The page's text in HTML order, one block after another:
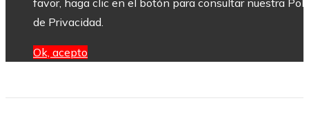
favor, haga clic en el botón para consultar nuestra
de Privacidad.
Ok, acepto